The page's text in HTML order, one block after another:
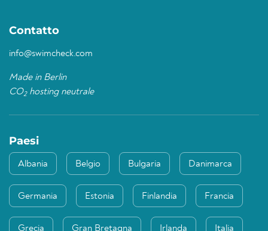
Contatto
info@swimcheck.com
Made in Berlin
CO2hosting neutrale
Paesi
Albania Belgio Bulgaria Danimarca
Germania Estonia Finlandia Francia
Grecia Gran Bretagna Irlanda Italia